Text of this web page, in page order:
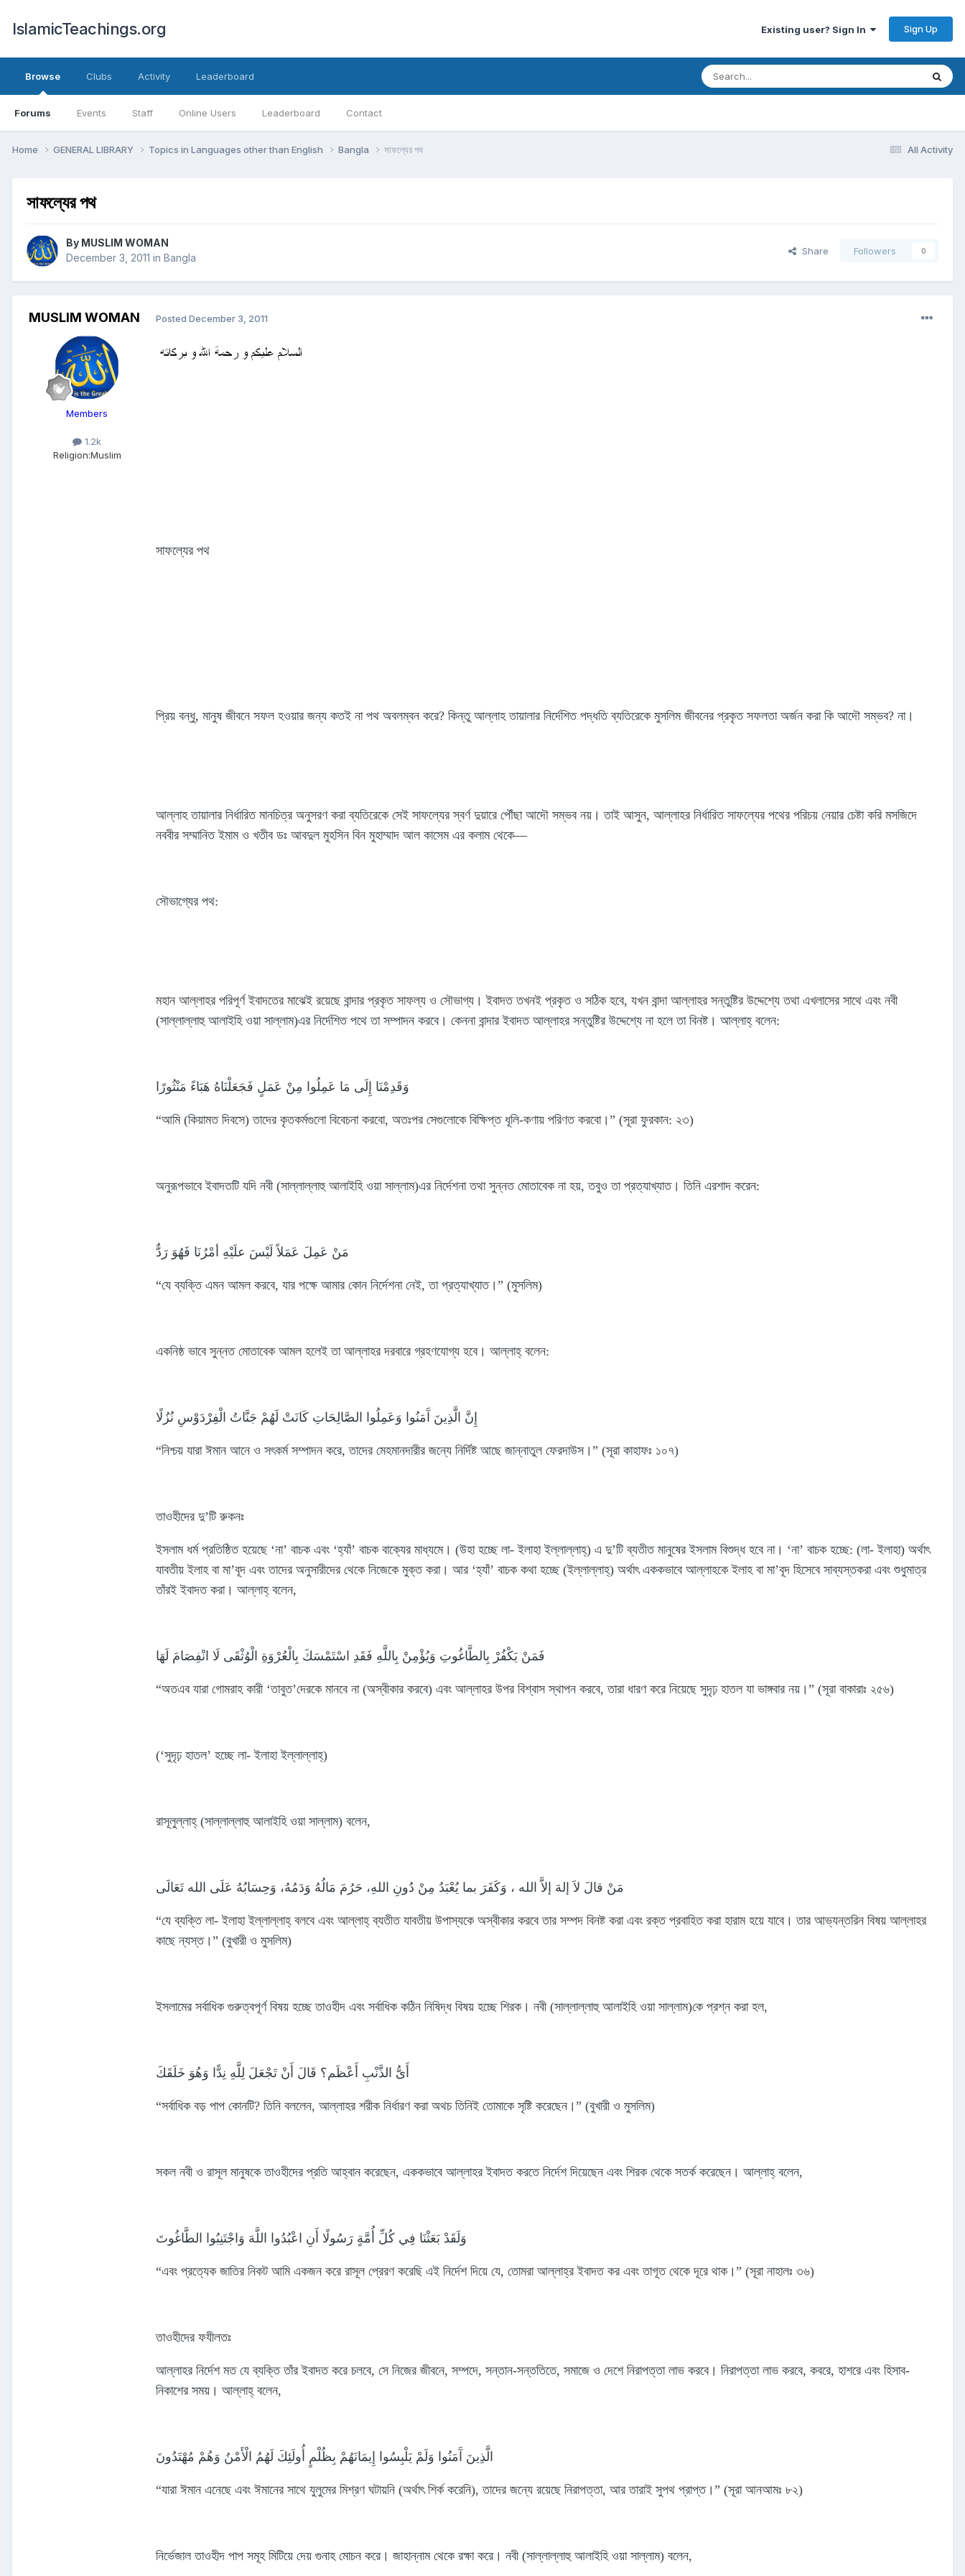
IslamicTeachings.org Existing user? Sign In Sign Up
Browse
Forums Events Staff Online Users Leaderboard Contact
Clubs Activity Leaderboard
All Activity
Home GENERAL LIBRARY Topics in Languages other than English Bangla সাফল্যের পথ
সাফল্যের পথ
By MUSLIM WOMAN
December 3, 2011 in Bangla
Share Followers 0
MUSLIM WOMAN
Members
1.2k
Religion:Muslim
Posted December 3, 2011
সাফল্যের পথ
প্রিয় বন্ধু, মানুষ জীবনে সফল হওয়ার জন্য কতই না পথ অবলম্বন করে? কিন্তু আল্লাহ তায়ালার নির্দেশিত পদ্ধতি ব্যতিরেকে মুসলিম জীবনের প্রকৃত সফলতা অর্জন করা কি আদৌ সম্ভব? না।
আল্লাহ তায়ালার নির্ধারিত মানচিত্র অনুসরণ করা ব্যতিরেকে সেই সাফল্যের স্বর্ণ দুয়ারে পৌঁছা আদৌ সম্ভব নয়। তাই আসুন, আল্লাহর নির্ধারিত সাফল্যের পথের পরিচয় নেয়ার চেষ্টা করি মসজিদে
নববীর সম্মানিত ইমাম ও খতীব ডঃ আবদুল মুহসিন বিন মুহাম্মাদ আল কাসেম এর কলাম থেকে—
সৌভাগ্যের পথ:
মহান আল্লাহর পরিপূর্ণ ইবাদতের মাঝেই রয়েছে বান্দার প্রকৃত সাফল্য ও সৌভাগ্য। ইবাদত তখনই প্রকৃত ও সঠিক হবে, যখন বান্দা আল্লাহর সন্তুষ্টির উদ্দেশ্যে তথা এখলাসের সাথে এবং নবী
(সাল্লাল্লাহু আলাইহি ওয়া সাল্লাম)এর নির্দেশিত পথে তা সম্পাদন করবে। কেননা বান্দার ইবাদত আল্লাহর সন্তুষ্টির উদ্দেশ্যে না হলে তা বিনষ্ট। আল্লাহ্‌ বলেন:
وَقَدِمْنَا إِلَى مَا عَمِلُوا مِنْ عَمَلٍ فَجَعَلْنَاهُ هَبَاءً مَنْثُورًا
“আমি (কিয়ামত দিবসে) তাদের কৃতকর্মগুলো বিবেচনা করবো, অতঃপর সেগুলোকে বিক্ষিপ্ত ধূলি-কণায় পরিণত করবো।” (সূরা ফুরকান: ২৩)
অনুরূপভাবে ইবাদতটি যদি নবী (সাল্লাল্লাহু আলাইহি ওয়া সাল্লাম)এর নির্দেশনা তথা সুন্নত মোতাবেক না হয়, তবুও তা প্রত্যাখ্যাত। তিনি এরশাদ করেন:
مَنْ عَمِلَ عَمَلاً لَيْسَ علَيْهِ أمْرُنَا فَهُوَ رَدٌّ
“যে ব্যক্তি এমন আমল করবে, যার পক্ষে আমার কোন নির্দেশনা নেই, তা প্রত্যাখ্যাত।” (মুসলিম)
একনিষ্ঠ ভাবে সুন্নত মোতাবেক আমল হলেই তা আল্লাহর দরবারে গ্রহণযোগ্য হবে। আল্লাহ্‌ বলেন:
إِنَّ الَّذِينَ آَمَنُوا وَعَمِلُوا الصَّالِحَاتِ كَانَتْ لَهُمْ جَنَّاتُ الْفِرْدَوْسِ نُزُلًا
“নিশ্চয় যারা ঈমান আনে ও সৎকর্ম সম্পাদন করে, তাদের মেহমানদারীর জন্যে নির্দিষ্ট আছে জান্নাতুল ফেরদাউস।” (সূরা কাহাফঃ ১০৭)
তাওহীদের দু’টি রুকনঃ
ইসলাম ধর্ম প্রতিষ্ঠিত হয়েছে ‘না’ বাচক এবং ‘হ্যাঁ’ বাচক বাক্যের মাধ্যমে। (উহা হচ্ছে লা- ইলাহা ইল্লাল্লাহ্‌) এ দু’টি ব্যতীত মানুষের ইসলাম বিশুদ্ধ হবে না। ‘না’ বাচক হচ্ছে: (লা- ইলাহা) অর্থাৎ
যাবতীয় ইলাহ বা মা’বূদ এবং তাদের অনুসারীদের থেকে নিজেকে মুক্ত করা। আর ‘হ্যাঁ’ বাচক কথা হচ্ছে (ইল্লাল্লাহ্‌) অর্থাৎ এককভাবে আল্লাহকে ইলাহ বা মা’বূদ হিসেবে সাব্যস্তকরা এবং শুধুমাত্র
তাঁরই ইবাদত করা। আল্লাহ্‌ বলেন,
فَمَنْ يَكْفُرْ بِالطَّاغُوتِ وَيُؤْمِنْ بِاللَّهِ فَقَدِ اسْتَمْسَكَ بِالْعُرْوَةِ الْوُثْقَى لَا انْفِصَامَ لَهَا
“অতএব যারা গোমরাহ কারী ‘তাবুত’দেরকে মানবে না (অস্বীকার করবে) এবং আল্লাহর উপর বিশ্বাস স্থাপন করবে, তারা ধারণ করে নিয়েছে সুদৃঢ় হাতল যা ভাঙ্গবার নয়।” (সূরা বাকারাঃ ২৫৬)
(‘সুদৃঢ় হাতল’ হচ্ছে লা- ইলাহা ইল্লাল্লাহ্‌)
রাসূলুল্লাহ্‌ (সাল্লাল্লাহু আলাইহি ওয়া সাল্লাম) বলেন,
مَنْ قالَ لاَ إلهَ إلاَّ الله ، وَكَفَرَ بما يُعْبَدُ مِنْ دُونِ اللهِ، حَرُمَ مَالُهُ وَدَمُهُ، وَحِسَابُهُ عَلَى الله تَعَالَى
“যে ব্যক্তি লা- ইলাহা ইল্লাল্লাহ্‌ বলবে এবং আল্লাহ্‌ ব্যতীত যাবতীয় উপাস্যকে অস্বীকার করবে তার সম্পদ বিনষ্ট করা এবং রক্ত প্রবাহিত করা হারাম হয়ে যাবে। তার আভ্যন্তরিন বিষয় আল্লাহর
কাছে ন্যস্ত।” (বুখারী ও মুসলিম)
ইসলামের সর্বাধিক গুরুত্বপূর্ণ বিষয় হচ্ছে তাওহীদ এবং সর্বাধিক কঠিন নিষিদ্ধ বিষয় হচ্ছে শিরক। নবী (সাল্লাল্লাহু আলাইহি ওয়া সাল্লাম)কে প্রশ্ন করা হল,
أَىُّ الذَّنْبِ أَعْظَم؟ قَالَ أَنْ تَجْعَلَ لِلَّهِ نِدًّا وَهُوَ خَلَقَكَ
“সর্বাধিক বড় পাপ কোনটি? তিনি বললেন, আল্লাহর শরীক নির্ধারণ করা অথচ তিনিই তোমাকে সৃষ্টি করেছেন।” (বুখারী ও মুসলিম)
সকল নবী ও রাসূল মানুষকে তাওহীদের প্রতি আহ্বান করেছেন, এককভাবে আল্লাহর ইবাদত করতে নির্দেশ দিয়েছেন এবং শিরক থেকে সতর্ক করেছেন। আল্লাহ্‌ বলেন,
وَلَقَدْ بَعَثْنَا فِي كُلِّ أُمَّةٍ رَسُولًا أَنِ اعْبُدُوا اللَّهَ وَاجْتَنِبُوا الطَّاغُوتَ
“এবং প্রত্যেক জাতির নিকট আমি একজন করে রাসূল প্রেরণ করেছি এই নির্দেশ দিয়ে যে, তোমরা আল্লাহ্‌র ইবাদত কর এবং তাগূত থেকে দূরে থাক।” (সূরা নাহালঃ ৩৬)
তাওহীদের ফযীলতঃ
আল্লাহর নির্দেশ মত যে ব্যক্তি তাঁর ইবাদত করে চলবে, সে নিজের জীবনে, সম্পদে, সন্তান-সন্ততিতে, সমাজে ও দেশে নিরাপত্তা লাভ করবে। নিরাপত্তা লাভ করবে, কবরে, হাশরে এবং হিসাব-
নিকাশের সময়। আল্লাহ্‌ বলেন,
الَّذِينَ آَمَنُوا وَلَمْ يَلْبِسُوا إِيمَانَهُمْ بِظُلْمٍ أُولَئِكَ لَهُمُ الْأَمْنُ وَهُمْ مُهْتَدُونَ
“যারা ঈমান এনেছে এবং ঈমানের সাথে যুলুমের মিশ্রণ ঘটায়নি (অর্থাৎ শির্ক করেনি), তাদের জন্যে রয়েছে নিরাপত্তা, আর তারাই সুপথ প্রাপ্ত।” (সূরা আনআমঃ ৮২)
নির্ভেজাল তাওহীদ পাপ সমূহ মিটিয়ে দেয় গুনাহ মোচন করে। জাহান্নাম থেকে রক্ষা করে। নবী (সাল্লাল্লাহু আলাইহি ওয়া সাল্লাম) বলেন,